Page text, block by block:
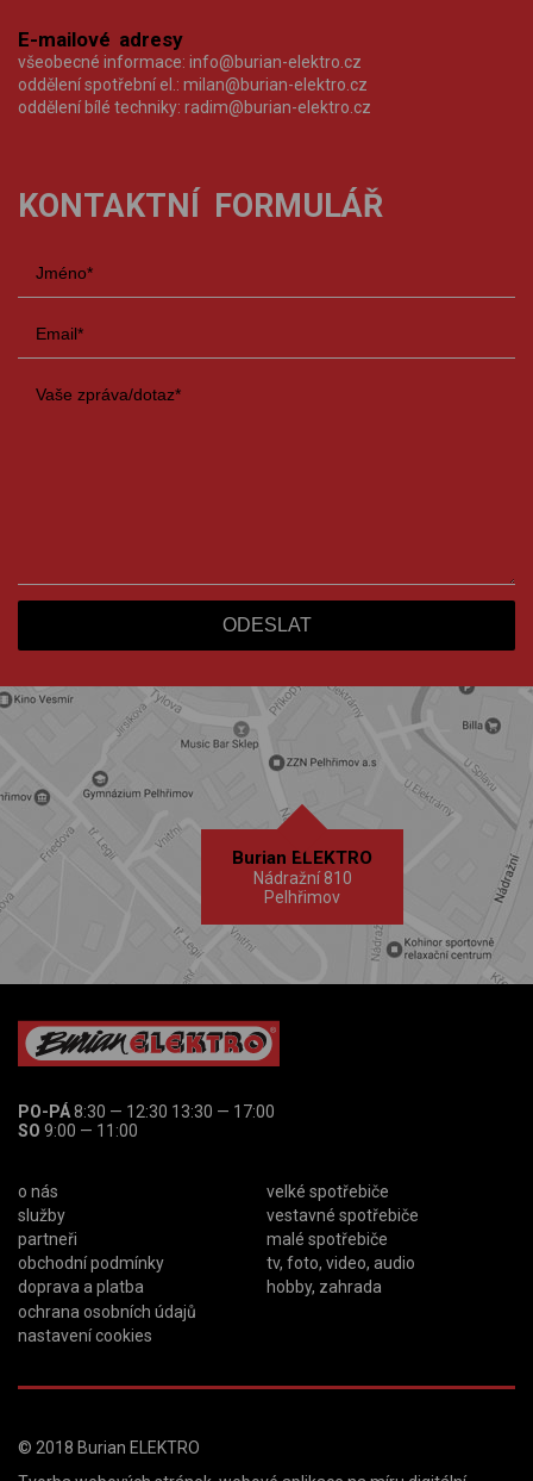
E-mailové adresy
všeobecné informace: info@burian-elektro.cz
oddělení spotřební el.: milan@burian-elektro.cz
oddělení bílé techniky: radim@burian-elektro.cz
KONTAKTNÍ FORMULÁŘ
Burian ELEKTRO
Nádražní 810
Pelhřimov
PO-PÁ8:30 — 12:30 13:30 — 17:00
SO 9:00 — 11:00
o nás
služby
partneři
obchodní podmínky
doprava a platba
ochrana osobních údajů
nastavení cookies
velké spotřebiče
vestavné spotřebiče
malé spotřebiče
tv, foto, video, audio
hobby, zahrada
© 2018 Burian ELEKTRO